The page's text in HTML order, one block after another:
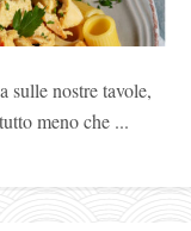
sulle nostre tavole,
meno che ...